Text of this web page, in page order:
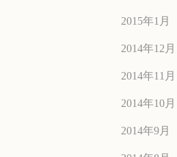
2015年1月
2014年12月
2014年11月
2014年10月
2014年9月